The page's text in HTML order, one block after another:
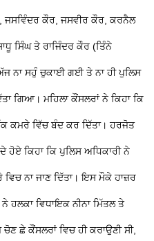
ਜਸਵਿੰਦਰ ਕੌਰ, ਜਸਵੀਰ ਕੌਰ, ਕਰਨੈਲ
ਸਿੰਘ ਤੇ ਰਾਜਿੰਦਰ ਕੌਰ (ਤਿੰਨੇ
ਨਾ ਸਹੁੰ ਚੁਕਾਈ ਗਈ ਤੇ ਨਾ ਹੀ ਪੁਲਿਸ
ਗਿਆ। ਮਹਿਲਾ ਕੌਂਸਲਰਾਂ ਨੇ ਕਿਹਾ ਕਿ
ਕਮਰੇ ਵਿੱਚ ਬੰਦ ਕਰ ਦਿੱਤਾ। ਹਰਜੋਤ
ਹੋਏ ਕਿਹਾ ਕਿ ਪੁਲਿਸ ਅਧਿਕਾਰੀ ਨੇ
ਨਾ ਜਾਣ ਦਿੱਤਾ। ਇਸ ਮੌਕੇ ਹਾਜ਼ਰ
ਹਲਕਾ ਵਿਧਾਇਕ ਨੀਨਾ ਮਿੱਤਲ ਤੇ
ਛੇ ਕੌਂਸਲਰਾਂ ਵਿਚ ਹੀ ਕਰਾਉਣੀ ਸੀ,